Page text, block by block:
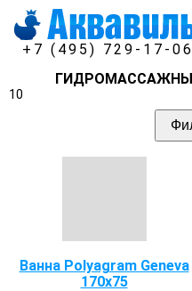
+7 (495) 729-17-06
ГИДРОМАССАЖНЫЕ
10
Ванна Polyagram Geneva
170x75